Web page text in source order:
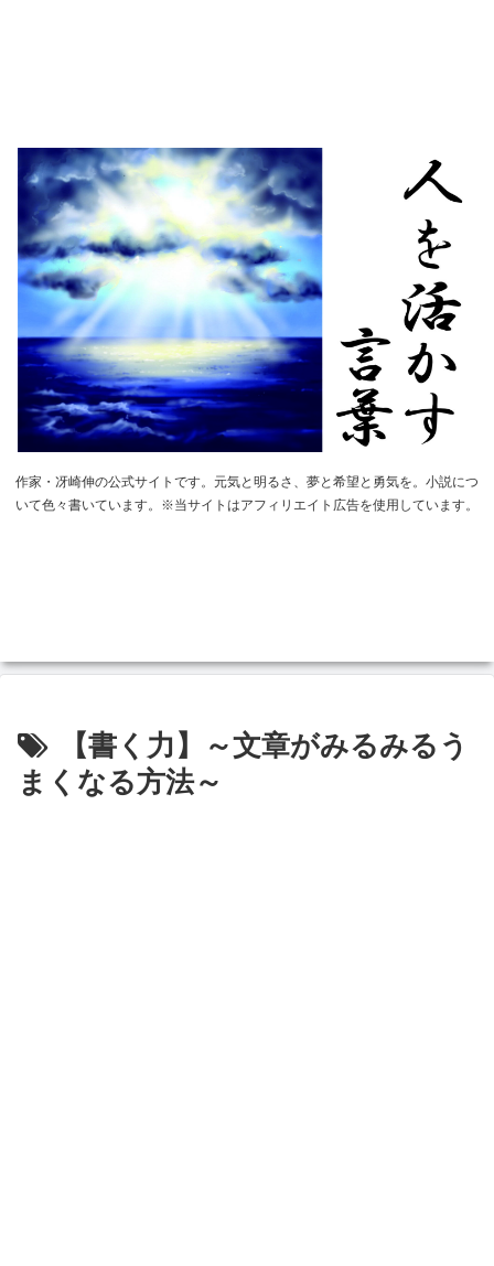
作家・冴崎伸の公式サイトです。元気と明るさ、夢と希望と勇気を。小説につ
いて色々書いています。※当サイトはアフィリエイト広告を使用しています。
【書く力】～文章がみるみるう
まくなる方法～